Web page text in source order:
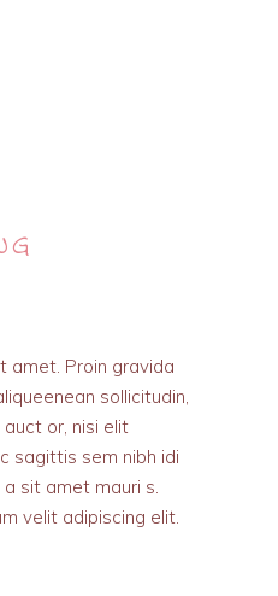
amet. Proin gravida
sollicitudin,
or, nisi elit
sagittis sem nibh idi
sit amet mauri s.
velit adipiscing elit.